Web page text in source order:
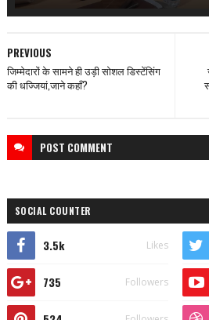
PREVIOUS
जिम्मेदारों के सामने ही उड़ी सोशल डिस्टेंसिंग
की धज्जियां,जाने कहाँ?
POST COMMENT
SOCIAL COUNTER
3.5k Likes
735 Followers